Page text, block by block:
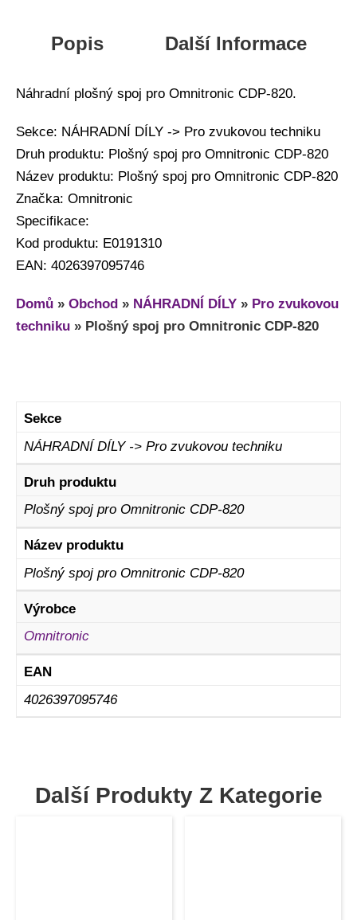
Popis Další Informace
Náhradní plošný spoj pro Omnitronic CDP-820.
Sekce: NÁHRADNÍ DÍLY -> Pro zvukovou techniku
Druh produktu: Plošný spoj pro Omnitronic CDP-820
Název produktu: Plošný spoj pro Omnitronic CDP-820
Značka: Omnitronic
Specifikace:
Kod produktu: E0191310
EAN: 4026397095746
Domů » Obchod » NÁHRADNÍ DÍLY » Pro zvukovou
techniku » Plošný spoj pro Omnitronic CDP-820
Sekce
NÁHRADNÍ DÍLY -> Pro zvukovou techniku
Druh produktu
Plošný spoj pro Omnitronic CDP-820
Název produktu
Plošný spoj pro Omnitronic CDP-820
Výrobce
Omnitronic
EAN
4026397095746
Další Produkty Z Kategorie